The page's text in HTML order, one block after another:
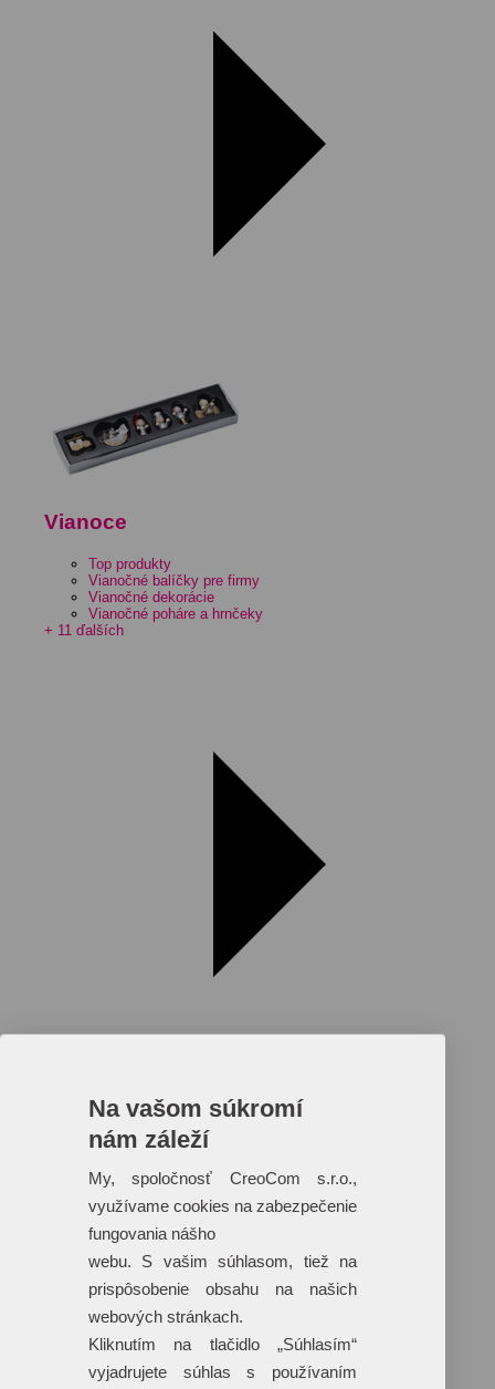
Vianoce
Top produkty
Vianočné balíčky pre firmy
Vianočné dekorácie
Vianočné poháre a hrnčeky
+ 11 ďalších
Reklamné predmety s plnofarebnou
potlačou
Dáždniky
Tašky
Hračky
Klobúky
Na vašom súkromí
nám záleží
My, spoločnosť CreoCom s.r.o.,
využívame cookies na zabezpečenie
fungovania nášho
webu. S vašim súhlasom, tiež na
prispôsobenie obsahu na našich
webových stránkach.
Kliknutím na tlačidlo „Súhlasím“
vyjadrujete súhlas s používaním